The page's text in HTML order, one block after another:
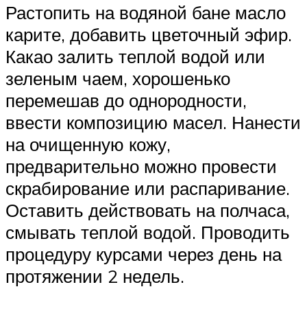
Растопить на водяной бане масло
карите, добавить цветочный эфир.
Какао залить теплой водой или
зеленым чаем, хорошенько
перемешав до однородности,
ввести композицию масел. Нанести
на очищенную кожу,
предварительно можно провести
скрабирование или распаривание.
Оставить действовать на полчаса,
смывать теплой водой. Проводить
процедуру курсами через день на
протяжении 2 недель.